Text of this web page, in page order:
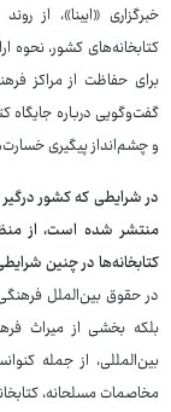
خبرگزاری «ایبنا»، از
کتابخانه‌های کشور، نحوه
برای حفاظت از مراکز
گفت‌وگویی درباره جایگاه
و چشم‌انداز پیگیری
در شرایطی که کشور
منتشر شده است، از
کتابخانه‌ها در چنین
در حقوق بین‌الملل
بلکه بخشی از میراث
مخاصمات مسلحانه،